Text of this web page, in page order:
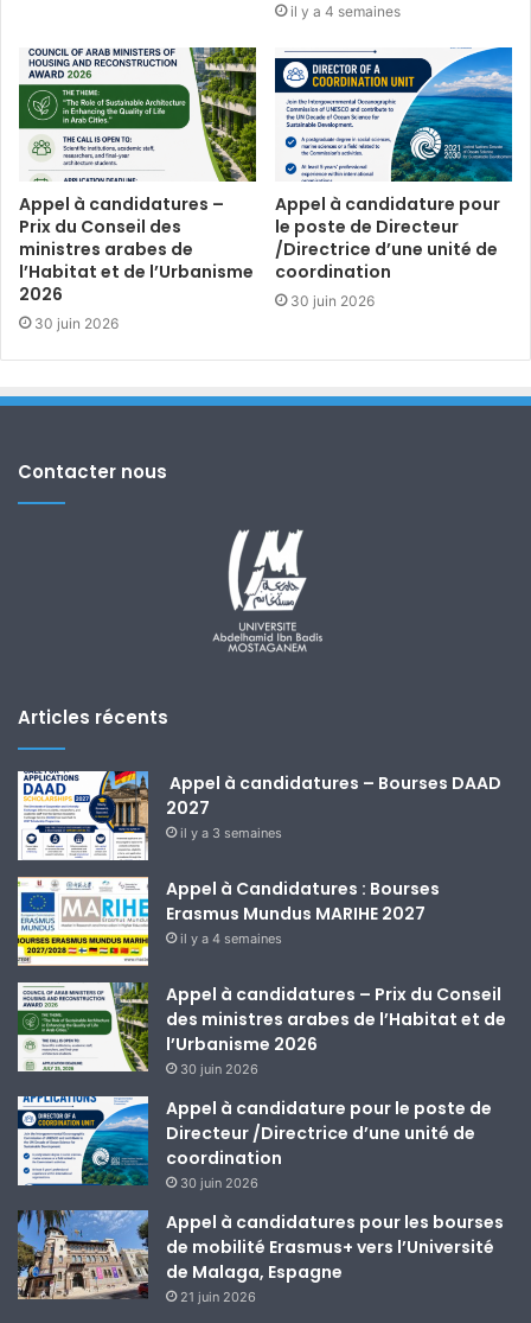
il y a 4 semaines
Appel à candidatures –
Prix du Conseil des
ministres arabes de
l’Habitat et de l’Urbanisme
2026
30 juin 2026
Appel à candidature pour
le poste de Directeur
/Directrice d’une unité de
coordination
30 juin 2026
Contacter nous
Articles récents
Appel à candidatures – Bourses DAAD
2027
il y a 3 semaines
Appel à Candidatures : Bourses
Erasmus Mundus MARIHE 2027
il y a 4 semaines
Appel à candidatures – Prix du Conseil
des ministres arabes de l’Habitat et de
l’Urbanisme 2026
30 juin 2026
Appel à candidature pour le poste de
Directeur /Directrice d’une unité de
coordination
30 juin 2026
Appel à candidatures pour les bourses
de mobilité Erasmus+ vers l’Université
de Malaga, Espagne
21 juin 2026